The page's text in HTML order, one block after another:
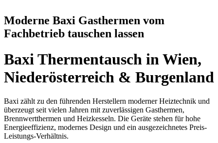
Moderne Baxi Gasthermen vom
Fachbetrieb tauschen lassen
Baxi Thermentausch in Wien,
Niederösterreich & Burgenland
Baxi zählt zu den führenden Herstellern moderner Heiztechnik und
überzeugt seit vielen Jahren mit zuverlässigen Gasthermen,
Brennwertthermen und Heizkesseln. Die Geräte stehen für hohe
Energieeffizienz, modernes Design und ein ausgezeichnetes Preis-
Leistungs-Verhältnis.